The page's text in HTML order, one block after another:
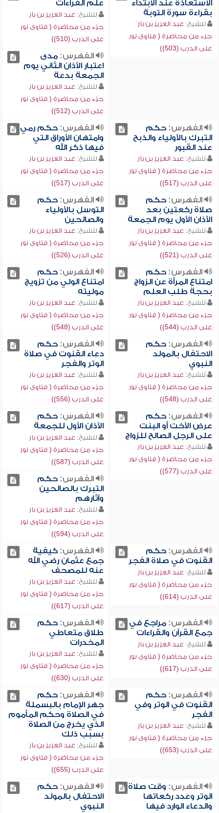
الاستعاذة عند الابتداء
بقراءة سورة التوبة
للشيخ: عبد العزيز بن باز
جزء من محاضرة ( فتاوى نور
على الدرب (503))
علم القراءات
للشيخ: عبد العزيز بن باز
جزء من محاضرة ( فتاوى نور
على الدرب (510))
الفهرس:مدى
اعتبار الأذان الثاني يوم
الجمعة بدعة
للشيخ: عبد العزيز بن باز
جزء من محاضرة ( فتاوى نور
على الدرب (512))
الفهرس:حكم
التبرك بالأولياء والذبح
عند القبور
للشيخ: عبد العزيز بن باز
جزء من محاضرة ( فتاوى نور
على الدرب (517))
الفهرس:حكم رمي
وامتهان الأوراق التي
فيها ذكر الله
للشيخ: عبد العزيز بن باز
جزء من محاضرة ( فتاوى نور
على الدرب (517))
الفهرس:حكم
صلاة ركعتين بعد
الأذان الأول يوم الجمعة
للشيخ: عبد العزيز بن باز
جزء من محاضرة ( فتاوى نور
على الدرب (521))
الفهرس:حكم
التوسل بالأولياء
والصالحين
للشيخ: عبد العزيز بن باز
جزء من محاضرة ( فتاوى نور
على الدرب (526))
الفهرس:حكم
امتناع المرأة عن الزواج
بحجة طلب العلم
للشيخ: عبد العزيز بن باز
جزء من محاضرة ( فتاوى نور
على الدرب (544))
الفهرس:حكم
امتناع الولي من تزويج
موليته
للشيخ: عبد العزيز بن باز
جزء من محاضرة ( فتاوى نور
على الدرب (548))
الفهرس:حكم
الاحتفال بالمولد
النبوي
للشيخ: عبد العزيز بن باز
جزء من محاضرة ( فتاوى نور
على الدرب (548))
الفهرس:حكم
دعاء القنوت في صلاة
الوتر والفجر
للشيخ: عبد العزيز بن باز
جزء من محاضرة ( فتاوى نور
على الدرب (556))
الفهرس:حكم
عرض الأخت أو البنت
على الرجل الصالح للزواج
للشيخ: عبد العزيز بن باز
جزء من محاضرة ( فتاوى نور
على الدرب (577))
الفهرس:حكم
الأذان الأول للجمعة
للشيخ: عبد العزيز بن باز
جزء من محاضرة ( فتاوى نور
على الدرب (587))
الفهرس:حكم
التبرك بالصالحين
وآثارهم
للشيخ: عبد العزيز بن باز
جزء من محاضرة ( فتاوى نور
على الدرب (594))
الفهرس:حكم
القنوت في صلاة الفجر
للشيخ: عبد العزيز بن باز
جزء من محاضرة ( فتاوى نور
على الدرب (614))
الفهرس:كيفية
جمع عثمان رضي الله
عنه للمصحف
للشيخ: عبد العزيز بن باز
جزء من محاضرة ( فتاوى نور
على الدرب (617))
الفهرس:مراجع في
جمع القرآن والقراءات
للشيخ: عبد العزيز بن باز
جزء من محاضرة ( فتاوى نور
على الدرب (617))
الفهرس:حكم
طلاق متعاطي
المخدرات
للشيخ: عبد العزيز بن باز
جزء من محاضرة ( فتاوى نور
على الدرب (630))
الفهرس:حكم
القنوت في الوتر وفي
الفجر
للشيخ: عبد العزيز بن باز
جزء من محاضرة ( فتاوى نور
على الدرب (653))
الفهرس:حكم
جهر الإمام بالبسملة
في الصلاة وحكم المأموم
الذي يخرج من الصلاة
بسبب ذلك
للشيخ: عبد العزيز بن باز
جزء من محاضرة ( فتاوى نور
على الدرب (655))
الفهرس: وقت صلاة
الوتر وعدد ركعاتها
والدعاء الوارد فيها
الفهرس:حكم
الاحتفال بالمولد
النبوي